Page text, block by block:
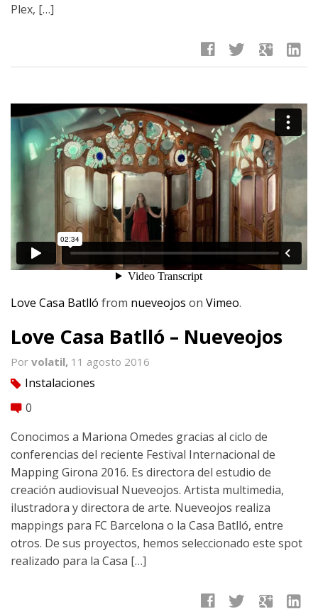
Plex, […]
facebook twitter google linkedin
Love Casa Batlló from nueveojos on Vimeo.
Love Casa Batlló – Nueveojos
Por volatil, 11 agosto 2016
tag Instalaciones
comment 0
Conocimos a Mariona Omedes gracias al ciclo de
conferencias del reciente Festival Internacional de
Mapping Girona 2016. Es directora del estudio de
creación audiovisual Nueveojos. Artista multimedia,
ilustradora y directora de arte. Nueveojos realiza
mappings para FC Barcelona o la Casa Batlló, entre
otros. De sus proyectos, hemos seleccionado este spot
realizado para la Casa […]
facebook twitter google linkedin